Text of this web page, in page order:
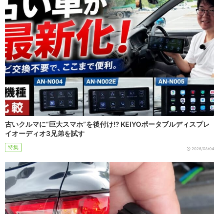
古いクルマに“巨大スマホ”を後付け!? KEIYOポータブルディスプレ
イオーディオ3兄弟を試す
特集 2026/08/04